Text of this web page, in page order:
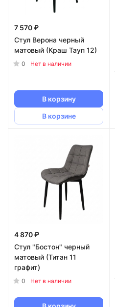
7 570 ₽
Стул Верона черный
матовый (Краш Тауп 12)
0 Нет в наличии
В корзину
В корзине
4 870 ₽
Стул "Бостон" черный
матовый (Титан 11
графит)
0 Нет в наличии